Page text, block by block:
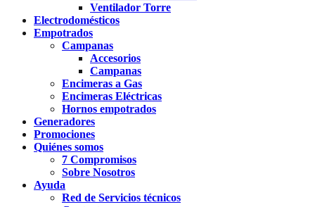
Ventilador Torre
Electrodomésticos
Empotrados
Campanas
Accesorios
Campanas
Encimeras a Gas
Encimeras Eléctricas
Hornos empotrados
Generadores
Promociones
Quiénes somos
7 Compromisos
Sobre Nosotros
Ayuda
Red de Servicios técnicos